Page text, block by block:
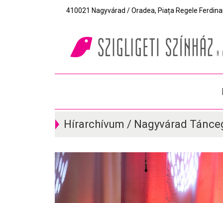
410021 Nagyvárad / Oradea, Piața Regele
Hírarchívum / Nagyvárad